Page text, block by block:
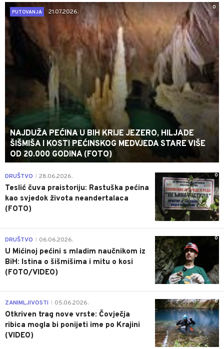
0
PUTOVANJA
21.07.2026.
NAJDUŽA PEĆINA U BIH KRIJE JEZERO, HILJADE
ŠIŠMIŠA I KOSTI PEĆINSKOG MEDVJEDA STARE VIŠE
OD 20.000 GODINA (FOTO)
0
DRUŠTVO 28.06.2026.
Teslić čuva praistoriju: Rastuška pećina
kao svjedok života neandertalaca
(FOTO)
0
DRUŠTVO 06.06.2026.
U Mićinoj pećini s mladim naučnikom iz
BiH: Istina o šišmišima i mitu o kosi
(FOTO/VIDEO)
0
ZANIMLJIVOSTI 05.06.2026.
Otkriven trag nove vrste: Čovječja
ribica mogla bi ponijeti ime po Krajini
(VIDEO)